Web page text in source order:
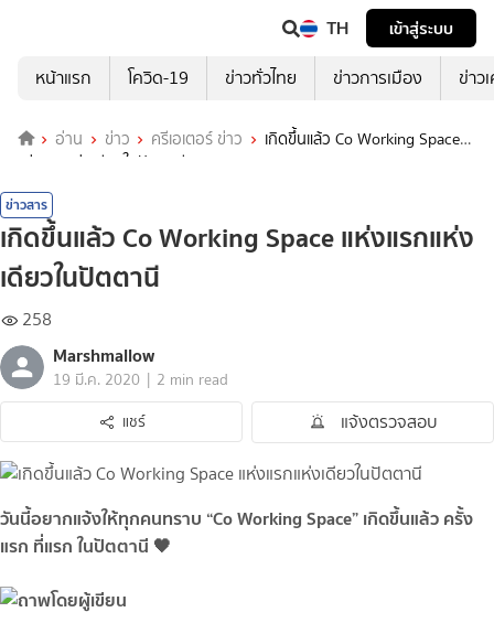
TH
เข้าสู่ระบบ
หน้าแรก
โควิด-19 ข่าวทั่วไทย ข่าวการเมือง ข่าว
อ่าน ข่าว ครีเอเตอร์ ข่าว
เกิดขึ้นแล้ว Co Working Space
แห่งแรกแห่งเดียวในปัตตานี
ข่าวสาร
เกิดขึ้นแล้ว Co Working Space แห่งแรกแห่ง
เดียวในปัตตานี
258
Marshmallow
19 มี.ค. 2020 | 2 min read
แชร์
แจ้งตรวจสอบ
วันนี้อยากแจ้งให้ทุกคนทราบ “Co Working Space” เกิดขึ้นแล้ว ครั้ง
แรก ที่แรก ในปัตตานี 🖤